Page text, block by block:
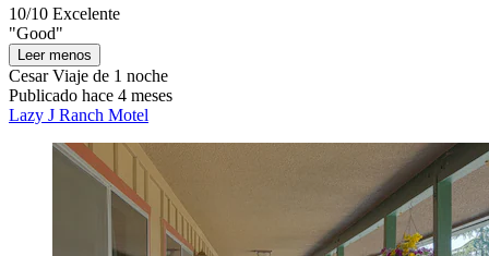
10/10 Excelente
"Good"
Leer menos
CesarViaje de 1 noche
Publicado hace 4 meses
Lazy J Ranch Motel